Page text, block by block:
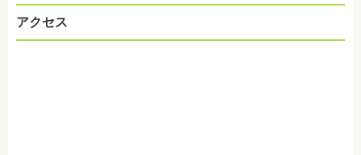
アクセス